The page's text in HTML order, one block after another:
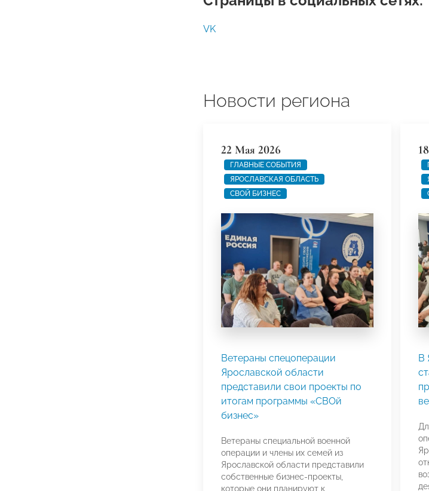
VK
Новости региона
22 Мая 2026
ГЛАВНЫЕ СОБЫТИЯ
ЯРОСЛАВСКАЯ ОБЛАСТЬ
СВОЙ БИЗНЕС
Ветераны спецоперации
Ярославской области
представили свои проекты по
итогам программы «СВОй
бизнес»
Ветераны специальной военной
операции и члены их семей из
Ярославской области представили
собственные бизнес-проекты,
которые они планируют к
В